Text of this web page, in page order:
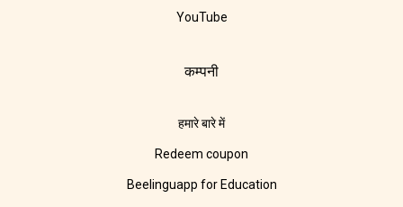
YouTube
कम्पनी
हमारे बारे में
Redeem coupon
Beelinguapp for Education